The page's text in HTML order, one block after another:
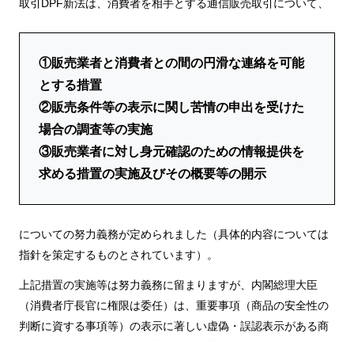
取引DPF新法は、消費者を相手とする通信販売取引について、
①販売業者と消費者との間の円滑な連絡を可能
とする措置
②販売条件等の表示に関し苦情の申出を受けた
場合の調査等の実施
③販売業者に対し身元確認のための情報提供を
求める措置の実施及びその概要等の開示
についての努力義務が定められました（具体的内容については
指針を策定するものとされています）。
上記措置の実施等は努力義務に留まりますが、内閣総理大臣
（消費者庁長官に権限は委任）は、重要事項（商品の安全性の
判断に資する事項等）の表示に著しい虚偽・誤認表示がある商